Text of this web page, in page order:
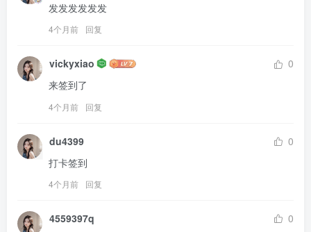
发发发发发发
4个月前 回复
vickyxiao
0
来签到了
4个月前 回复
du4399
0
打卡签到
4个月前 回复
4559397q
0